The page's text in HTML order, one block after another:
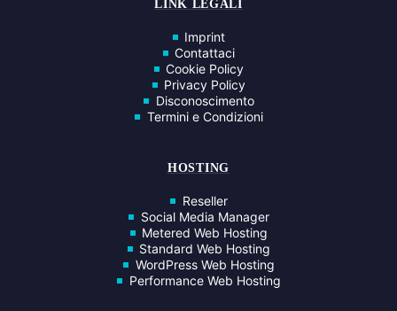
LINK LEGALI
Imprint
Contattaci
Cookie Policy
Privacy Policy
Disconoscimento
Termini e Condizioni
HOSTING
Reseller
Social Media Manager
Metered Web Hosting
Standard Web Hosting
WordPress Web Hosting
Performance Web Hosting